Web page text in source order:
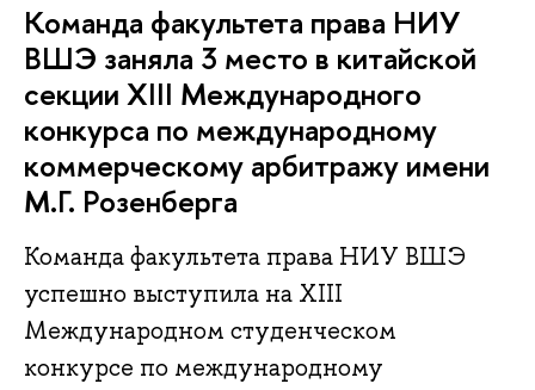
Команда факультета права НИУ
ВШЭ заняла 3 место в китайской
секции XIII Международного
конкурса по международному
коммерческому арбитражу имени
М.Г. Розенберга
Команда факультета права НИУ ВШЭ
успешно выступила на XIII
Международном студенческом
конкурсе по международному